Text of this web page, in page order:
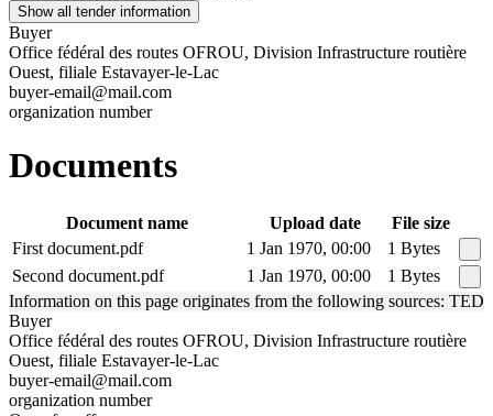
Show all tender information
Buyer
Office fédéral des routes OFROU, Division Infrastructure routière
Ouest, filiale Estavayer-le-Lac
buyer-email@mail.com
organization number
Documents
Document name Upload date
File size
First document.pdf
1 Jan 1970, 00:00
1 Bytes
Second document.pdf
1 Jan 1970, 00:00
1 Bytes
Information on this page originates from the following sources: TED
Buyer
Office fédéral des routes OFROU, Division Infrastructure routière
Ouest, filiale Estavayer-le-Lac
buyer-email@mail.com
organization number